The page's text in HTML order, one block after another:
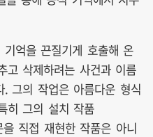
억을 끈질기게 호출해 온
고 삭제하려는 사건과 이름
그의 작업은 아름다운 형식
히 그의 설치 작품
을 직접 재현한 작품은 아니